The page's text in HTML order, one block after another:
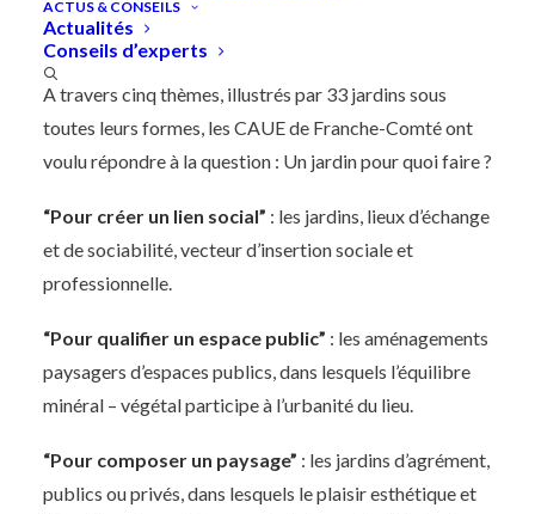
ACTUS & CONSEILS
Actualités
Conseils d’experts
Exposition itinérante
A travers cinq thèmes, illustrés par 33 jardins sous
toutes leurs formes, les CAUE de Franche-Comté ont
voulu répondre à la question : Un jardin pour quoi faire ?
“Pour créer un lien social” : les jardins, lieux d’échange
et de sociabilité, vecteur d’insertion sociale et
professionnelle.
“Pour qualifier un espace public” : les aménagements
paysagers d’espaces publics, dans lesquels l’équilibre
minéral – végétal participe à l’urbanité du lieu.
“Pour composer un paysage” : les jardins d’agrément,
publics ou privés, dans lesquels le plaisir esthétique et